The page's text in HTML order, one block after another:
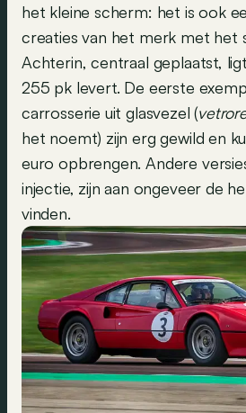
het kleine scherm: het is ook
creaties van het merk met het
Achterin, centraal geplaatst,
255 pk levert. De eerste
carrosserie uit glasvezel (
het noemt) zijn erg gewild en
euro opbrengen. Andere
injectie, zijn aan ongeveer de
vinden.